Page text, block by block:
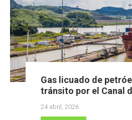
Gas licuado de
tránsito por el Canal
24 abril, 2026